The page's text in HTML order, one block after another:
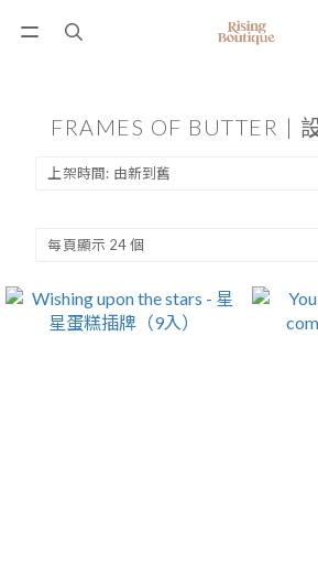
FRAMES OF BUTTER |